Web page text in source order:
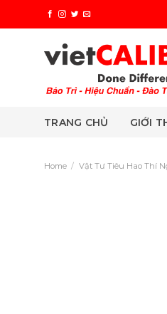
content
TRANG CHỦ GIỚI
Home / Vật Tư Tiêu Hao Thí